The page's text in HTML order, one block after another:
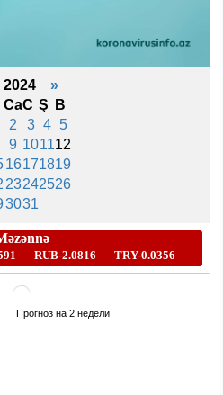
2024 »
CaC Ş
B
2 3 4 5
9 101112
16171819
23242526
3031